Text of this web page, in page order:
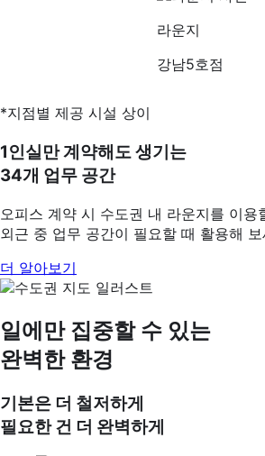
라운지
강남5호점
*지점별 제공 시설 상이
1인실만 계약해도 생기는
34개 업무 공간
오피스 계약 시 수도권 내 라운지를 이용
외근 중 업무 공간이 필요할 때 활용해 보
더 알아보기
일에만 집중할 수 있는
완벽한 환경
기본은 더 철저하게
필요한 건 더 완벽하게